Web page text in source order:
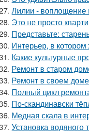
Лилии - воплощение
Это не просто
Представьте:
Интерьер, в
Какие культурные
Ремонт в старом
Ремонт в своем
Полный цикл
По-скандинавски
Медная скала в
Установка водяного